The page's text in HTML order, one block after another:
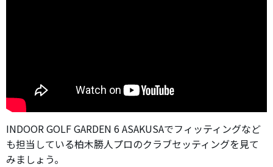
INDOOR GOLF GARDEN 6 ASAKUSAでフィッティングなど
も担当している柏木勝人プロのクラブセッティングを見て
みましょう。